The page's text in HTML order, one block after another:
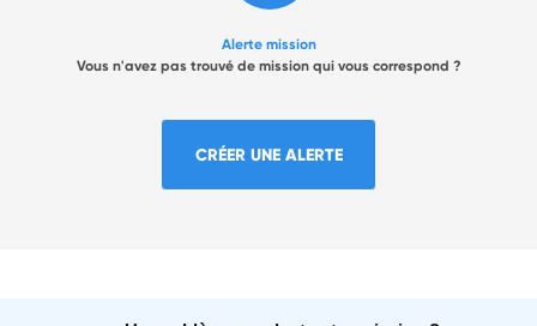
Alerte mission
Vous n'avez pas trouvé de mission qui vous correspond ?
CRÉER UNE ALERTE